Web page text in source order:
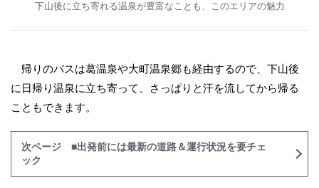
下山後に立ち寄れる温泉が豊富なことも、このエリアの魅力
帰りのバスは葛温泉や大町温泉郷も経由するので、下山後
に日帰り温泉に立ち寄って、さっぱりと汗を流してから帰る
こともできます。
次ページ ■出発前には最新の道路＆運行状況を要チェ
ック